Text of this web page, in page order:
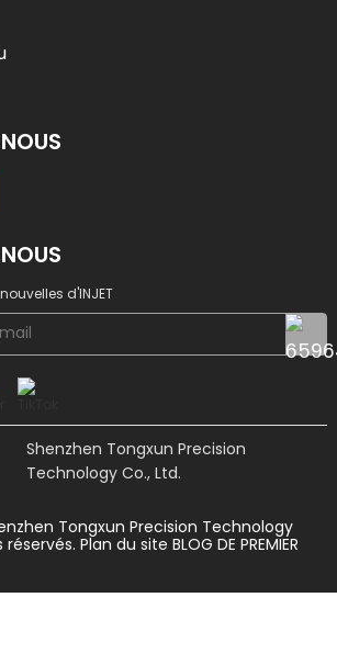
d'INJET
Shenzhen Tongxun Precision
Technology Co., Ltd.
Tongxun Precision Technology
réservés. Plan du site BLOG DE PREMIER